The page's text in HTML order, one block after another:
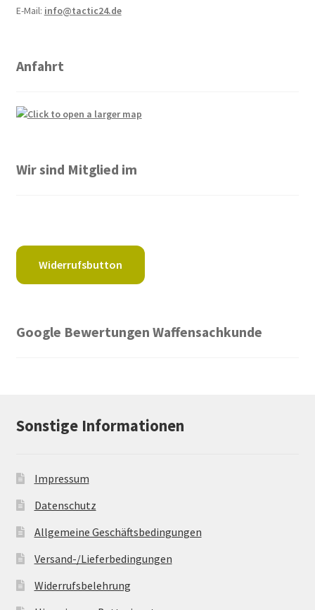
E-Mail: info@tactic24.de
Anfahrt
Wir sind Mitglied im
Widerrufsbutton
Google Bewertungen Waffensachkunde
Sonstige Informationen
Impressum
Datenschutz
Allgemeine Geschäftsbedingungen
Versand-/Lieferbedingungen
Widerrufsbelehrung